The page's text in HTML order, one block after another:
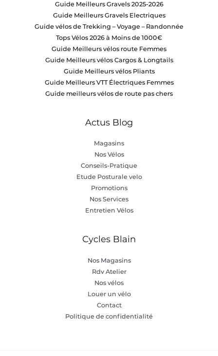
Guide Meilleurs Gravels 2025-2026
Guide Meilleurs Gravels Electriques
Guide vélos de Trekking – Voyage – Randonnée
Tops Vélos 2026 à Moins de 1000€
Guide Meilleurs vélos route Femmes
Guide Meilleurs vélos Cargos & Longtails
Guide Meilleurs vélos Pliants
Guide Meilleurs VTT Électriques Femmes
Guide meilleurs vélos de route pas chers
Actus Blog
Magasins
Nos Vélos
Conseils-Pratique
Etude Posturale velo
Promotions
Nos Services
Entretien Vélos
Cycles Blain
Nos Magasins
Rdv Atelier
Nos vélos
Louer un vélo
Contact
Politique de confidentialité